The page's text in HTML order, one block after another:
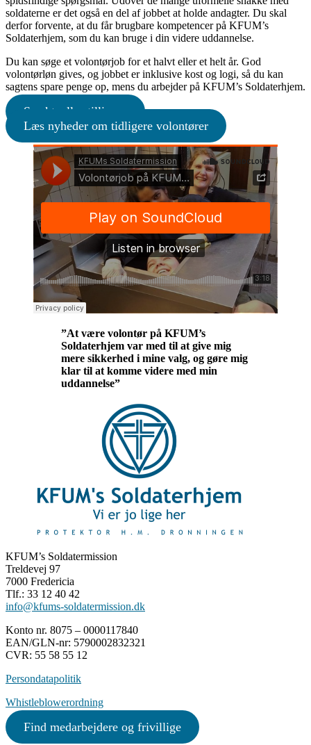
soldaterne er det også en del af jobbet at holde andagter. Du skal
derfor forvente, at du får brugbare kompetencer på KFUM’s
Soldaterhjem, som du kan bruge i din videre uddannelse.
Du kan søge et volontørjob for et halvt eller et helt år. God
volontørløn gives, og jobbet er inklusive kost og logi, så du kan
sagtens spare penge op, mens du arbejder på KFUM’s Soldaterhjem.
Se aktuelle stillinger
Læs nyheder om tidligere volontører
”At være volontør på KFUM’s
Soldaterhjem var med til at give mig
mere sikkerhed i mine valg, og gøre mig
klar til at komme videre med min
uddannelse”
KFUM’s Soldatermission
Treldevej 97
7000 Fredericia
Tlf.: 33 12 40 42
info@kfums-soldatermission.dk
Konto nr. 8075 – 0000117840
EAN/GLN-nr: 5790002832321
CVR: 55 58 55 12
Persondatapolitik
Whistleblowerordning
Find medarbejdere og frivillige